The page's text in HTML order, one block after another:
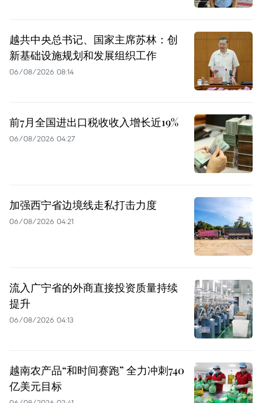
越共中央总书记、国家主席苏林：创
新基础设施规划和发展组织工作
06/08/2026 08:14
前7月全国进出口税收收入增长近19%
06/08/2026 04:27
加强西宁省边境线走私打击力度
06/08/2026 04:21
流入广宁省的外商直接投资质量持续
提升
06/08/2026 04:13
越南农产品“和时间赛跑” 全力冲刺740
亿美元目标